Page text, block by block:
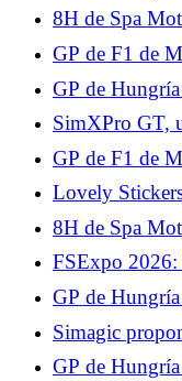
dificultades
8H de Spa
rápidos los que
de Xavier
GP de F1 de
con Ferrari el
GP de
Fabio
la pole
SimXPro GT,
que busca ser
GP de F1 de
control, Isack
Lovely
volantes y tus
8H de Spa
H+2, el BMW
FSExpo 2026:
madurez.
GP de
de la carrera al
Fabio
Simagic
volante ZEUS
GP de